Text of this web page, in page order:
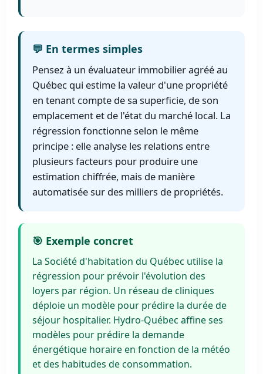
💬 En termes simples
Pensez à un évaluateur immobilier agréé au
Québec qui estime la valeur d'une propriété
en tenant compte de sa superficie, de son
emplacement et de l'état du marché local. La
régression fonctionne selon le même
principe : elle analyse les relations entre
plusieurs facteurs pour produire une
estimation chiffrée, mais de manière
automatisée sur des milliers de propriétés.
🎯 Exemple concret
La Société d'habitation du Québec utilise la
régression pour prévoir l'évolution des
loyers par région. Un réseau de cliniques
déploie un modèle pour prédire la durée de
séjour hospitalier. Hydro-Québec affine ses
modèles pour prédire la demande
énergétique horaire en fonction de la météo
et des habitudes de consommation.